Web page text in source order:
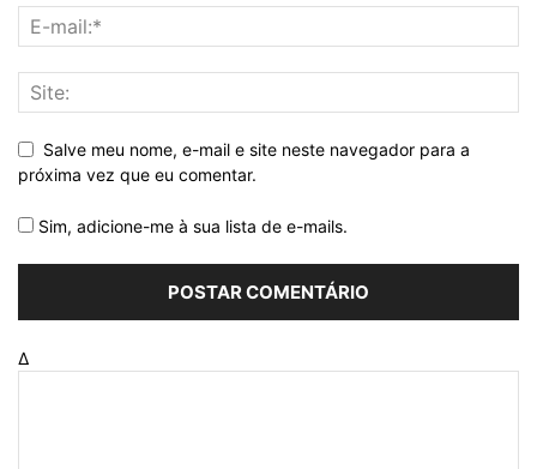
Salve meu nome, e-mail e site neste navegador para a
próxima vez que eu comentar.
Sim, adicione-me à sua lista de e-mails.
Δ